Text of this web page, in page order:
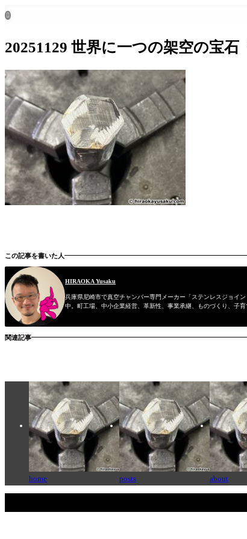

20251129 世界に一つの架空の宝
この記事を書いた人
HIRAOKA Yusaku
兵庫県尼崎市で真空チャンバー専門メーカー「ステンレスジョイ
中。町工場、中小企業経営、革新性、事業承継、ものづくり、子
関連記事
home posts about